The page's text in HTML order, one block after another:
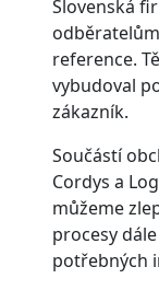
Slovenská
reference.
vybudoval
zákazník.
Součástí
Cordys a
můžeme
procesy
potřebných